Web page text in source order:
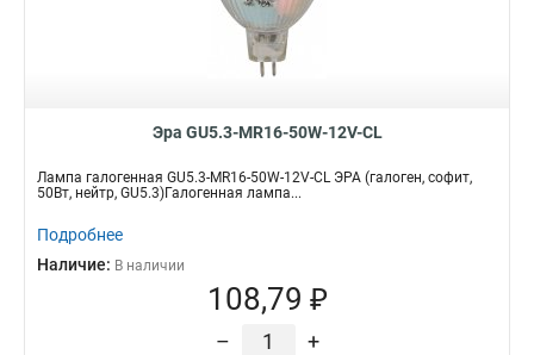
Эра GU5.3-MR16-50W-12V-CL
Лампа галогенная GU5.3-MR16-50W-12V-CL ЭРА (галоген, софит,
50Вт, нейтр, GU5.3)Галогенная лампа...
Подробнее
Наличие: В наличии
108,79 ₽
– +